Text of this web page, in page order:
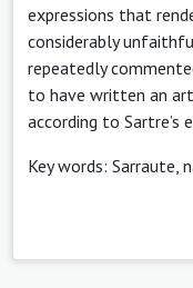
expressions that
considerably
repeatedly
to have written an
according to Sartre’s
Key words: Sarraute,